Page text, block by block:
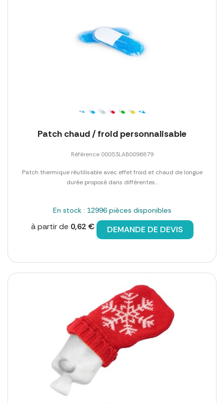
Patch chaud / froid personnalisable
Référence 00053LAB0096879
Patch thermique réutilisable avec effet froid et chaud de longue
durée proposé dans différentes...
En stock : 12996 pièces disponibles
à partir de 0,62 € DEMANDE DE DEVIS